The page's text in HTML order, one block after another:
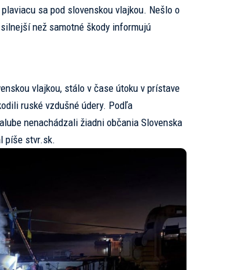
sa pod slovenskou vlajkou. Nešlo o
než samotné škody informujú
vlajkou, stálo v čase útoku v prístave
ruské vzdušné údery. Podľa
nenachádzali žiadni občania Slovenska
píše stvr.sk.